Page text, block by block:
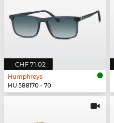
CHF 71.02
Humphreys
HU 588170 - 70